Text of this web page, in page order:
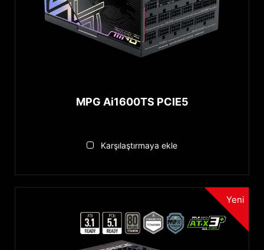
Non Modular
Ürün Segmenti
MPG Series
MPG Ai1600TS PCIE5
Karşılaştırmaya ekle
Yeni